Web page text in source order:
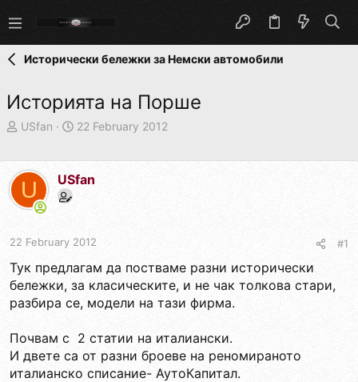
Исторически бележки за Немски автомобили
Историята на Порше
T
e
a
d
a
r
t
e
r
USfan
S
r
t
e
22 February 2012
U USfan
22 February 2012 #1
Тук предлагам да постваме разни исторически
бележки, за класическите, и не чак толкова стари,
разбира се, модели на тази фирма.
Почвам с 2 статии на италиански.
И двете са от разни броеве на реномираното
италианско списание- АутоКапитал.